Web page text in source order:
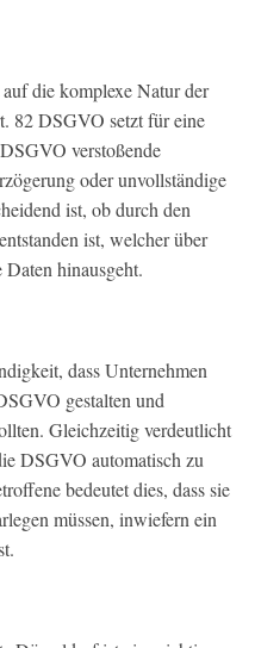
die komplexe Natur der
82 DSGVO setzt für eine
verstoßende
oder unvollständige
ist, ob durch den
ist, welcher über
hinausgeht.
dass Unternehmen
gestalten und
Gleichzeitig verdeutlicht
DSGVO automatisch zu
bedeutet dies, dass sie
müssen, inwiefern ein